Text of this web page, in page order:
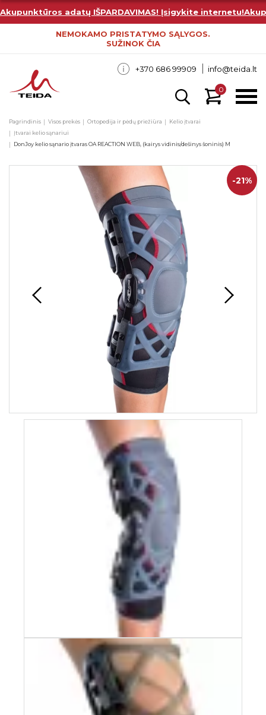
Akupunktūros adatų IŠPARDAVIMAS! Įsigykite internetu!
NEMOKAMO PRISTATYMO SĄLYGOS.
SUŽINOK ČIA
0
+370 686 99909 info@teida.lt
Pagrindinis Visos prekės Ortopedija ir pėdų priežiūra
Kelio įtvarai
Įtvarai kelio sąnariui
DonJoy kelio sąnario įtvaras OA REACTION WEB, (kairys vidinis/dešinys šoninis) M
-21%